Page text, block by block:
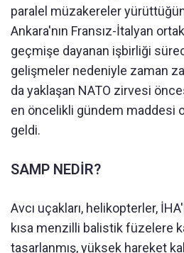
paralel müzakereler
Ankara'nın Fransız-İtalyan
geçmişe dayanan işbirliği
gelişmeler nedeniyle zaman
da yaklaşan NATO zirvesi
en öncelikli gündem maddesi
geldi.
SAMP NEDİR?
Avcı uçakları, helikopterler,
kısa menzilli balistik füzelere
tasarlanmış, yüksek hareket